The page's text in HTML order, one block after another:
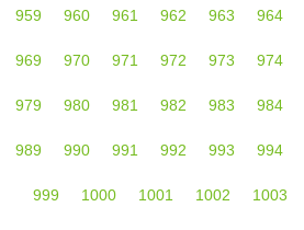
959 960 961 962 963 964
969 970 971 972 973 974
979 980 981 982 983 984
989 990 991 992 993 994
999 1000 1001 1002 1003